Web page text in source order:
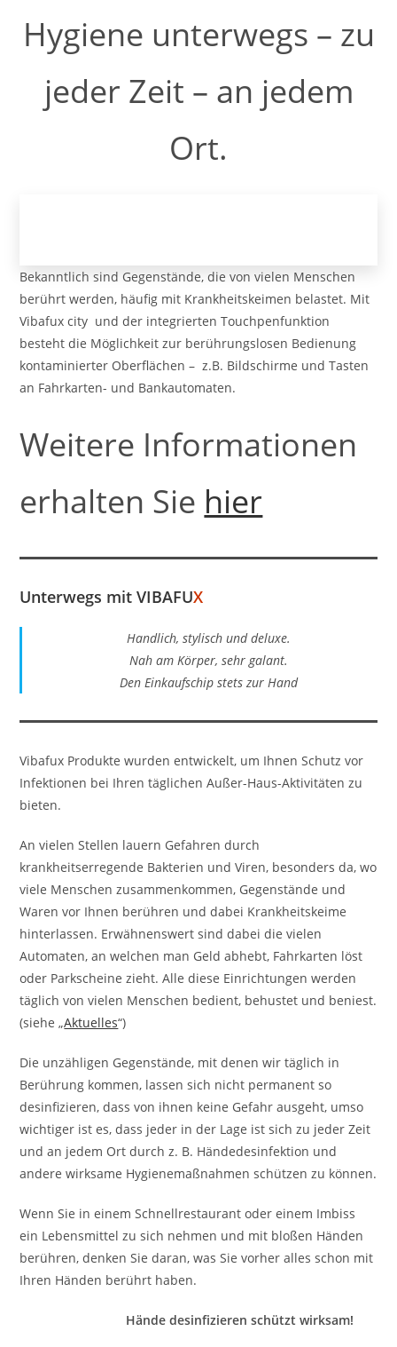
Hygiene unterwegs – zu
jeder Zeit – an jedem
Ort.
Bekanntlich sind Gegenstände, die von vielen Menschen
berührt werden, häufig mit Krankheitskeimen belastet. Mit
Vibafux city und der integrierten Touchpenfunktion
besteht die Möglichkeit zur berührungslosen Bedienung
kontaminierter Oberflächen – z.B. Bildschirme und Tasten
an Fahrkarten- und Bankautomaten.
Weitere Informationen
erhalten Sie hier
Unterwegs mitVIBAFUX
Handlich, stylisch und deluxe.
Nah am Körper, sehr galant.
Den Einkaufschip stets zur Hand
Vibafux Produkte wurden entwickelt, um Ihnen Schutz vor
Infektionen bei Ihren täglichen Außer-Haus-Aktivitäten zu
bieten.
An vielen Stellen lauern Gefahren durch
krankheitserregende Bakterien und Viren, besonders da, wo
viele Menschen zusammenkommen, Gegenstände und
Waren vor Ihnen berühren und dabei Krankheitskeime
hinterlassen. Erwähnenswert sind dabei die vielen
Automaten, an welchen man Geld abhebt, Fahrkarten löst
oder Parkscheine zieht. Alle diese Einrichtungen werden
täglich von vielen Menschen bedient, behustet und beniest.
(siehe „Aktuelles“)
Die unzähligen Gegenstände, mit denen wir täglich in
Berührung kommen, lassen sich nicht permanent so
desinfizieren, dass von ihnen keine Gefahr ausgeht, umso
wichtiger ist es, dass jeder in der Lage ist sich zu jeder Zeit
und an jedem Ort durch z. B. Händedesinfektion und
andere wirksame Hygienemaßnahmen schützen zu können.
Wenn Sie in einem Schnellrestaurant oder einem Imbiss
ein Lebensmittel zu sich nehmen und mit bloßen Händen
berühren, denken Sie daran, was Sie vorher alles schon mit
Ihren Händen berührt haben.
Hände desinfizieren schützt wirksam!